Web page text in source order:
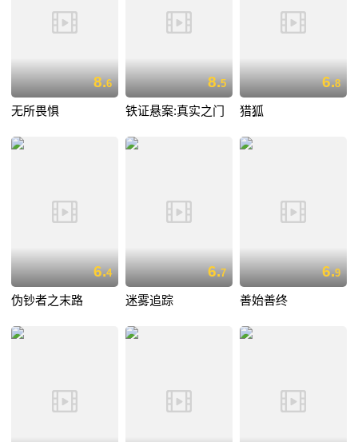
8.6
无所畏惧
8.5
铁证悬案:真实之门
6.8
猎狐
6.4
伪钞者之末路
6.7
迷雾追踪
6.9
善始善终